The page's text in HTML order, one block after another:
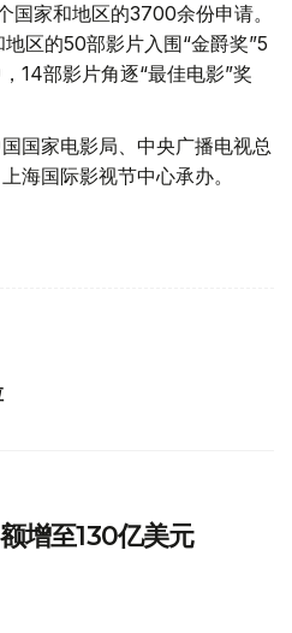
国家和地区的3700余份申请。
区的50部影片入围“金爵奖”5
14部影片角逐“最佳电影”奖
国家电影局、中央广播电视总
海国际影视节中心承办。
增至130亿美元